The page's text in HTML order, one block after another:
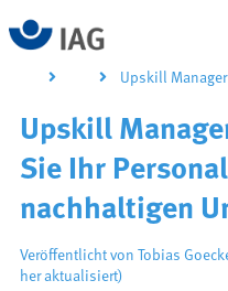
Upskill Manager
Upskill
Sie Ihr
nachhaltigen
Veröffentlicht von Tobias
her aktualisiert)